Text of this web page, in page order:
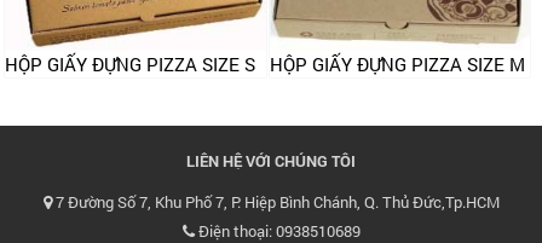
HỘP GIẤY ĐỰNG PIZZA SIZE S HỘP GIẤY ĐỰNG PIZZA SIZE M
LIÊN HỆ VỚI CHÚNG TÔI
7 Đường Số 7, Khu Phố 7, P. Hiệp Bình Chánh, Q. Thủ Đức,Tp.HCM
Điện thoại: 0938510689